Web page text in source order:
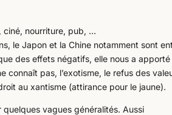
ciné, nourriture, pub, …
le Japon et la Chine notamment sont
des effets négatifs, elle nous a apporté
connaît pas, l’exotisme, le refus des
au xantisme (attirance pour le jaune).
quelques vagues généralités. Aussi